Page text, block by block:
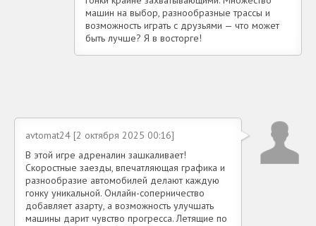
машин на выбор, разнообразные трассы и
возможность играть с друзьями — что может
быть лучше? Я в восторге!
avtomat24 [2 октября 2025 00:16]
В этой игре адреналин зашкаливает!
Скоростные заезды, впечатляющая графика и
разнообразие автомобилей делают каждую
гонку уникальной. Онлайн-соперничество
добавляет азарту, а возможность улучшать
машины дарит чувство прогресса. Летящие по